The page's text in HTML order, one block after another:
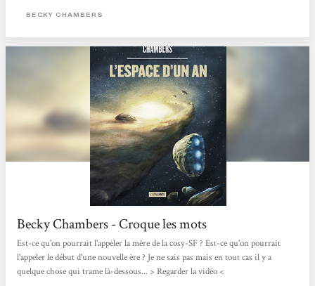
vivent sans ce genre d’intelligence artificielle, changeant au passage leur rapport
suivons. Dex est moine mais sa...
BECKY CHAMBERS
Becky Chambers - Croque les mots
Est-ce qu'on pourrait l'appeler la mère de la cosy-SF ? Est-ce qu'on pourrait
l'appeler le début d'une nouvelle ère ? Je ne sais pas mais en tout cas il y a
quelque chose qui trame là-dessous... > Regarder la vidéo <